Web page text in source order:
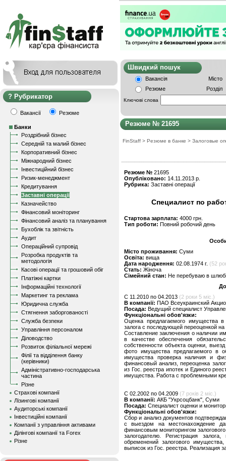
Рубрикатор
Вакансії Резюме
Банки
Роздрібний бізнес
Середній та малий бізнес
Корпоративний бізнес
Міжнародний бізнес
Інвестиційний бізнес
Ризик-менеджмент
Кредитування
Заставні операції
Казначейство
Фінансовий моніторинг
Фінансовий аналіз та планування
Бухоблік та звітність
Аудит
Операційний супровід
Розробка продуктів та
методологія
Касові операції та грошовий обіг
Платіжні картки
Інформаційні технології
Маркетинг та реклама
Юридична служба
Стягнення заборгованості
Служба безпеки
Управління персоналом
Діловодство
Розвиток філіальної мережі
Філії та відділення банку
(керівники)
Адміністративно-господарська
частина
Різне
Страхові компанії
Лізингові компанії
Аудиторські компанії
Інвестиційні компанії
Компанії з управління активами
Ділінгові компанії та Forex
Різне
Швидкий
Вакансія
Місто
Резюме
Розділ
Ключові слова
Резюме № 21695
FinStaff > Резюме в банке > Залоговые
Резюме № 21695
Опубліковано: 14.11.2013 р.
Рубрика: Заставні операції
Специалист по
Стартова зарплата: 4000 грн.
Тип роботи: Повний робочий день
Місто проживання: Суми
Освіта: вища
Дата народження: 02.08.1974 г. (52
Стать: Жіноча
Сімейний стан: Не перебуваю в
C 11.2010 по 04.2013 (2 роки 5 міс.)
В компанії: ПАО Всеукраинский
Посада: Ведущий специалист
Функціональні обов'язки:
Оценка предлагаемого имущества в
залога с последующей переоценкой
Составление заключения о наличии
в качестве обеспечения
собственности объекта оценки,
фото имущества предлагаемого в
имущества проверка наличия и
финансовый анализ, переоценка
из Гос. реестра ипотек и Единого
имущества. Работа с проблемными
C 02.2002 по 04.2009 (7 років 2 міс.)
В компанії: АКБ "Укрсоцбанк", Суми
Посада: Специалист оценки и
Функціональні обов'язки:
Сбор и анализ документов
с выездом на местонахождение
финансовым мониторингом
залогодателю. Регистрация
обременений залогового
выписок из Гос. реестра. Реализация